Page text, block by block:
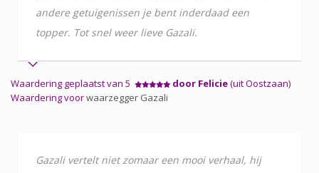
andere getuigenissen je bent inderdaad een
topper. Tot snel weer lieve Gazali.
Waardering geplaatst van 5 door Felicie(uit Oostzaan)
Waardering voorwaarzegger Gazali
Gazali vertelt niet zomaar een mooi verhaal, hij